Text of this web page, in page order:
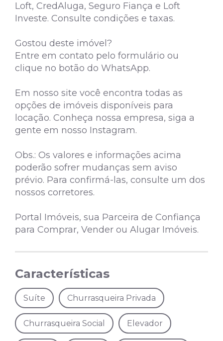
Loft, CredAluga, Seguro Fiança e Loft
Investe. Consulte condições e taxas.
Gostou deste imóvel?
Entre em contato pelo formulário ou
clique no botão do WhatsApp.
Em nosso site você encontra todas as
opções de imóveis disponíveis para
locação. Conheça nossa empresa, siga a
gente em nosso Instagram.
Obs.: Os valores e informações acima
poderão sofrer mudanças sem aviso
prévio. Para confirmá-las, consulte um dos
nossos corretores.
Portal Imóveis, sua Parceira de Confiança
para Comprar, Vender ou Alugar Imóveis.
Características
Suíte Churrasqueira Privada
Churrasqueira Social Elevador